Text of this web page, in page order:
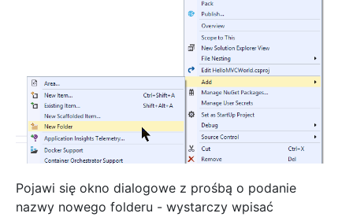
Pojawi się okno dialogowe z prośbą o podanie
nazwy nowego folderu - wystarczy wpisać